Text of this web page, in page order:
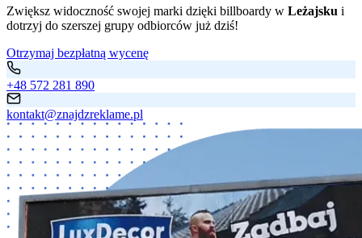
Zwiększ widoczność swojej marki dzięki billboardy w Leżajsku i
dotrzyj do szerszej grupy odbiorców już dziś!
Otrzymaj bezpłatną wycenę
+48 572 281 890
kontakt@znajdzreklame.pl